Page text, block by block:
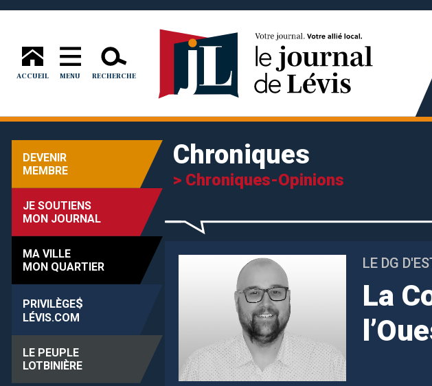
ACCUEIL MENU RECHERCHE
DEVENIR
MEMBRE
JE SOUTIENS
MON JOURNAL
MA VILLE
MON QUARTIER
PRIVILÈGE$
LÉVIS.COM
LE PEUPLE
LOTBINIÈRE
Chroniques
> Chroniques-Opinions
LE DG
La